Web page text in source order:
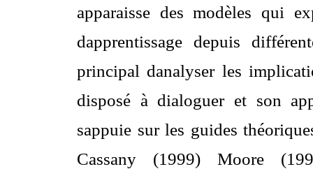
apparaisse des modèles qui
dapprentissage depuis
principal danalyser les
disposé à dialoguer et son
sappuie sur les guides
Cassany (1999) Moore